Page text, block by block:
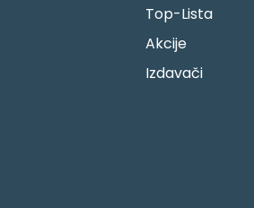
Top-Lista
Akcije
Izdavači